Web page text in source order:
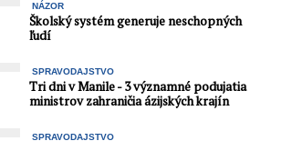
NÁZOR
Školský systém generuje neschopných
ľudí
SPRAVODAJSTVO
Tri dni v Manile - 3 významné podujatia
ministrov zahraničia ázijských krajín
SPRAVODAJSTVO